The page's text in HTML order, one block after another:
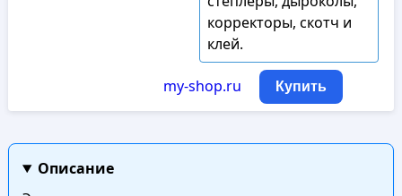
корректоры, скотч и
клей.
my-shop.ru Купить
Описание